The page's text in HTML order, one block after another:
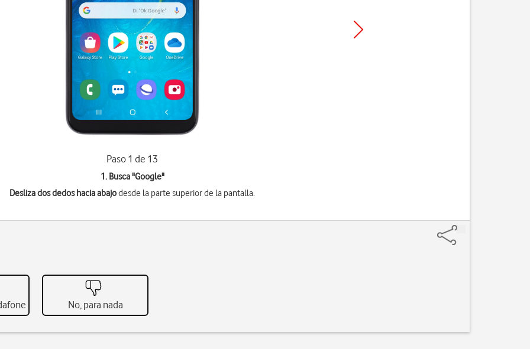
Paso 1 de 13
1. Busca "Google"
Desliza dos dedos hacia abajodesde la parte superior de la pantalla.
No, para nada